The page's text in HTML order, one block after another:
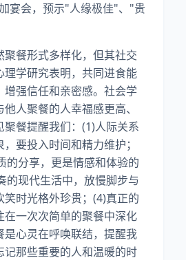
宴会，预示"人缘极佳"、"贵
聚餐形式多样化，但其社交
理学研究表明，共同进食能
增强信任和亲密感。社会学
人聚餐的人幸福感更高、
聚餐提醒我们：(1)人际关系
要投入时间和精力维护；
的分享，更是情感和体验的
的现代生活中，放慢脚步与
时光格外珍贵；(4)真正的
在一次次简单的聚餐中深化
是心灵在呼唤联结，提醒我
记那些重要的人和温暖的时